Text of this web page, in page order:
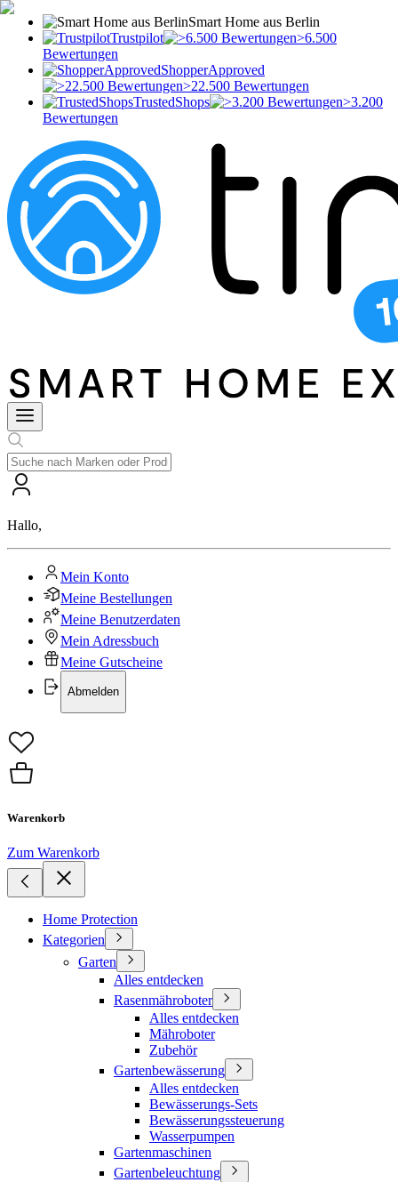
Smart Home aus Berlin
Trustpilot
>6.500
Bewertungen
ShopperApproved
>22.500 Bewertungen
TrustedShops
>3.200
Bewertungen
Hallo,
Mein Konto
Meine Bestellungen
Meine Benutzerdaten
Mein Adressbuch
Meine Gutscheine
Abmelden
Warenkorb
Zum Warenkorb
Home Protection
Kategorien
Garten
Alles entdecken
Rasenmähroboter
Alles entdecken
Mähroboter
Zubehör
Gartenbewässerung
Alles entdecken
Bewässerungs-Sets
Bewässerungssteuerung
Wasserpumpen
Gartenmaschinen
Gartenbeleuchtung